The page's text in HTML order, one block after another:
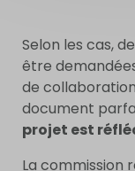
Selon les cas,
être
de
document
projet est
La commission